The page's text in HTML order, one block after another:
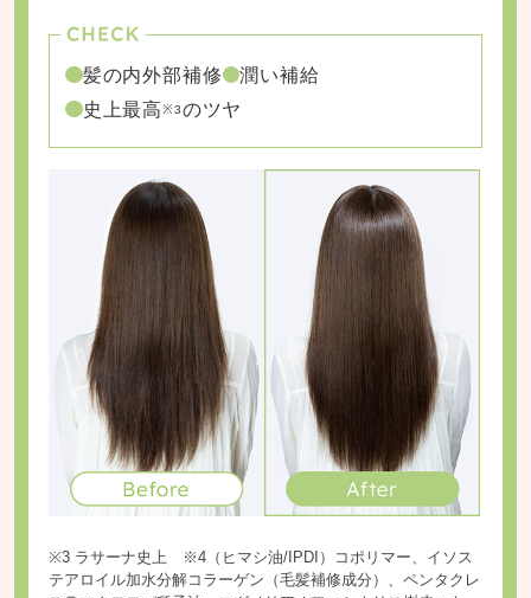
髪の内外部補修
潤い補給
史上最高※3のツヤ
※3 ラサーナ史上 ※4（ヒマシ油/IPDI）コポリマー、イソス
テアロイル加水分解コラーゲン（毛髪補修成分）、ペンタクレ